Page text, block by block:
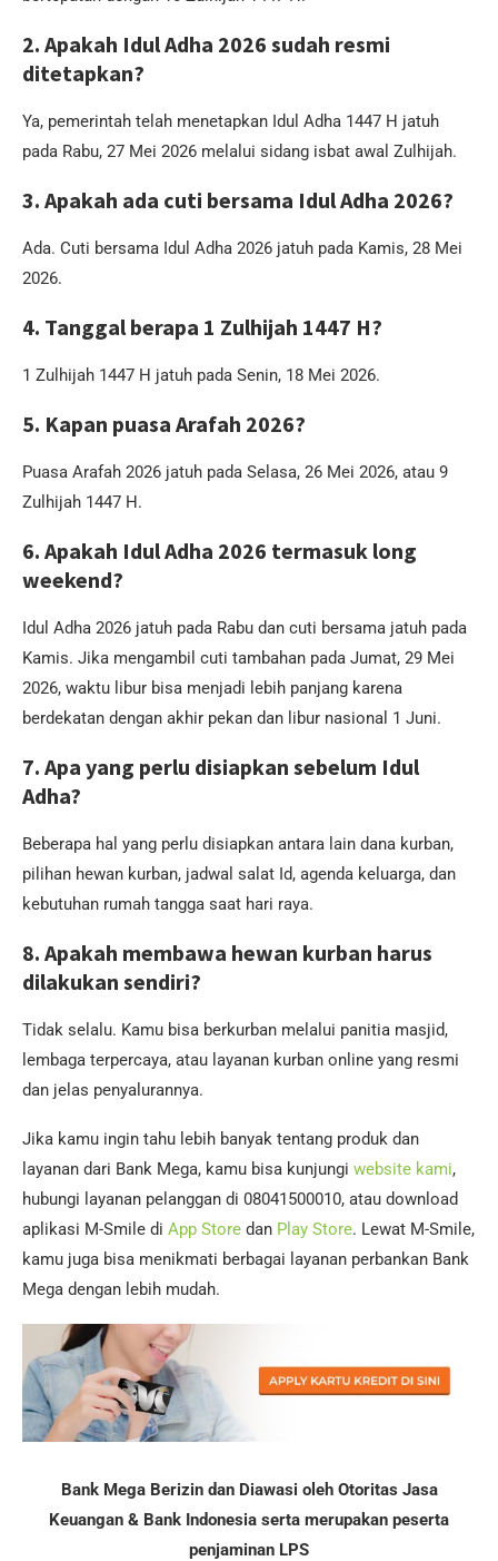
2. Apakah Idul Adha 2026 sudah resmi
ditetapkan?
Ya, pemerintah telah menetapkan Idul Adha 1447 H jatuh
pada Rabu, 27 Mei 2026 melalui sidang isbat awal Zulhijah.
3. Apakah ada cuti bersama Idul Adha 2026?
Ada. Cuti bersama Idul Adha 2026 jatuh pada Kamis, 28 Mei
2026.
4. Tanggal berapa 1 Zulhijah 1447 H?
1 Zulhijah 1447 H jatuh pada Senin, 18 Mei 2026.
5. Kapan puasa Arafah 2026?
Puasa Arafah 2026 jatuh pada Selasa, 26 Mei 2026, atau 9
Zulhijah 1447 H.
6. Apakah Idul Adha 2026 termasuk long
weekend?
Idul Adha 2026 jatuh pada Rabu dan cuti bersama jatuh pada
Kamis. Jika mengambil cuti tambahan pada Jumat, 29 Mei
2026, waktu libur bisa menjadi lebih panjang karena
berdekatan dengan akhir pekan dan libur nasional 1 Juni.
7. Apa yang perlu disiapkan sebelum Idul
Adha?
Beberapa hal yang perlu disiapkan antara lain dana kurban,
pilihan hewan kurban, jadwal salat Id, agenda keluarga, dan
kebutuhan rumah tangga saat hari raya.
8. Apakah membawa hewan kurban harus
dilakukan sendiri?
Tidak selalu. Kamu bisa berkurban melalui panitia masjid,
lembaga terpercaya, atau layanan kurban online yang resmi
dan jelas penyalurannya.
Jika kamu ingin tahu lebih banyak tentang produk dan
layanan dari Bank Mega, kamu bisa kunjungi website kami,
hubungi layanan pelanggan di 08041500010, atau download
aplikasi M-Smile di App Store dan Play Store. Lewat M-Smile,
kamu juga bisa menikmati berbagai layanan perbankan Bank
Mega dengan lebih mudah.
Bank Mega Berizin dan Diawasi oleh Otoritas Jasa
Keuangan & Bank Indonesia serta merupakan peserta
penjaminan LPS